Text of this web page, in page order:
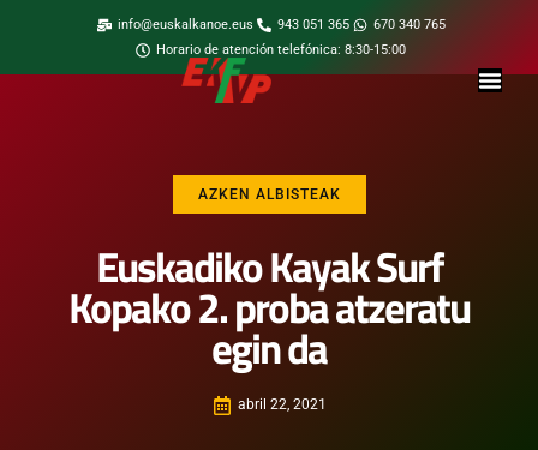
info@euskalkanoe.eus 943 051 365
670 340 765
Horario de atención telefónica: 8:30-15:00
AZKEN ALBISTEAK
Euskadiko Kayak Surf
Kopako 2. proba atzeratu
egin da
abril 22, 2021